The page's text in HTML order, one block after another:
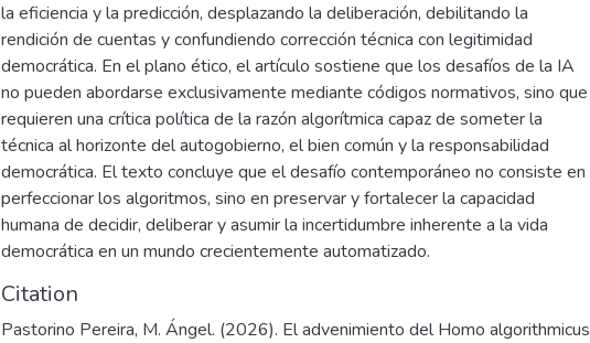
la eficiencia y la predicción, desplazando la deliberación, debilitando la
rendición de cuentas y confundiendo corrección técnica con legitimidad
democrática. En el plano ético, el artículo sostiene que los desafíos de la IA
no pueden abordarse exclusivamente mediante códigos normativos, sino que
requieren una crítica política de la razón algorítmica capaz de someter la
técnica al horizonte del autogobierno, el bien común y la responsabilidad
democrática. El texto concluye que el desafío contemporáneo no consiste en
perfeccionar los algoritmos, sino en preservar y fortalecer la capacidad
humana de decidir, deliberar y asumir la incertidumbre inherente a la vida
democrática en un mundo crecientemente automatizado.
Citation
Pastorino Pereira, M. Ángel. (2026). El advenimiento del Homo algorithmicus